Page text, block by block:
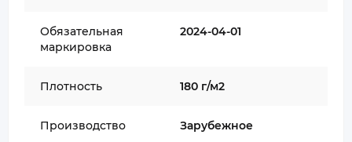
Обязательная
маркировка
2024-04-01
Плотность 180 г/м2
Производство Зарубежное